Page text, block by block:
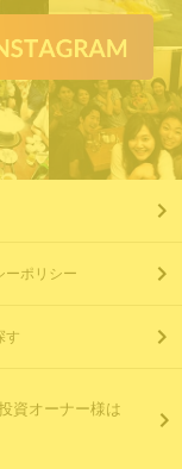
ーポリシー
す
資オーナー様は